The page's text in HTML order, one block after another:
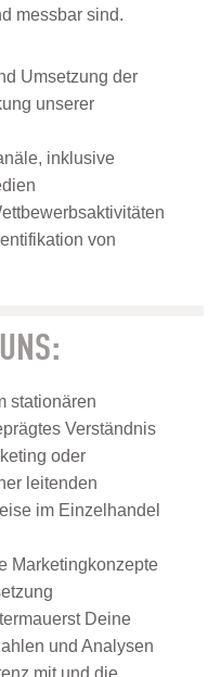
messbar sind.
Umsetzung der
unserer
inklusive
von
stationären
Verständnis
oder
leitenden
im Einzelhandel
Marketingkonzepte
Deine
und Analysen